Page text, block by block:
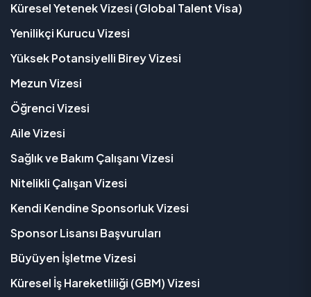
Küresel Yetenek Vizesi (Global Talent Visa)
Yenilikçi Kurucu Vizesi
Yüksek Potansiyelli Birey Vizesi
Mezun Vizesi
Öğrenci Vizesi
Aile Vizesi
Sağlık ve Bakım Çalışanı Vizesi
Nitelikli Çalışan Vizesi
Kendi Kendine Sponsorluk Vizesi
Sponsor Lisansı Başvuruları
Büyüyen İşletme Vizesi
Küresel İş Hareketliliği (GBM) Vizesi